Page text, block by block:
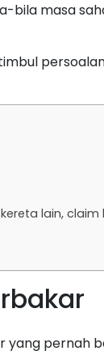
bila masa
lain, claim
yang pernah